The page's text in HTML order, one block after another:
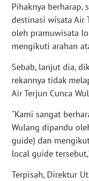
Pihaknya berharap,
destinasi wisata Air
oleh pramuwisata
mengikuti arahan
Sebab, lanjut dia,
rekannya tidak
Air Terjun Cunca
"Kami sangat
Wulang dipandu
guide) dan
local guide
Terpisah, Direktur
WN
LIKUPANG
WN
BORNEO
Wahana
Media
Group
NEWS